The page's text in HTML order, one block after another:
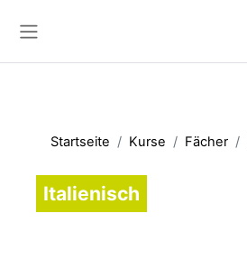
Startseite Kurse Fächer
Italienisch